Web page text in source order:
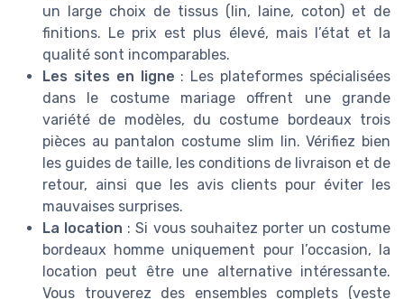
un large choix de tissus (lin, laine, coton) et de
finitions. Le prix est plus élevé, mais l’état et la
qualité sont incomparables.
Les sites en ligne : Les plateformes spécialisées
dans le costume mariage offrent une grande
variété de modèles, du costume bordeaux trois
pièces au pantalon costume slim lin. Vérifiez bien
les guides de taille, les conditions de livraison et de
retour, ainsi que les avis clients pour éviter les
mauvaises surprises.
La location : Si vous souhaitez porter un costume
bordeaux homme uniquement pour l’occasion, la
location peut être une alternative intéressante.
Vous trouverez des ensembles complets (veste